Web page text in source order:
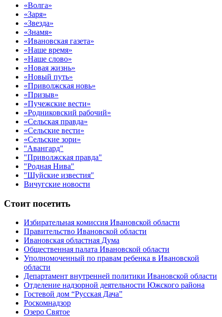
«Волга»
«Заря»
«Звезда»
«Знамя»
«Ивановская газета»
«Наше время»
«Наше слово»
«Новая жизнь»
«Новый путь»
«Приволжская новь»
«Призыв»
«Пучежские вести»
«Родниковский рабочий»
«Сельская правда»
«Сельские вести»
«Сельские зори»
"Авангард"
"Приволжская правда"
"Родная Нива"
"Шуйские известия"
Вичугские новости
Стоит посетить
Избирательная комиссия Ивановской области
Правительство Ивановской области
Ивановская областная Дума
Общественная палата Ивановской области
Уполномоченный по правам ребенка в Ивановской
области
Департамент внутренней политики Ивановской области
Отделение надзорной деятельности Южского района
Гостевой дом “Русская Дача”
Роскомнадзор
Озеро Святое